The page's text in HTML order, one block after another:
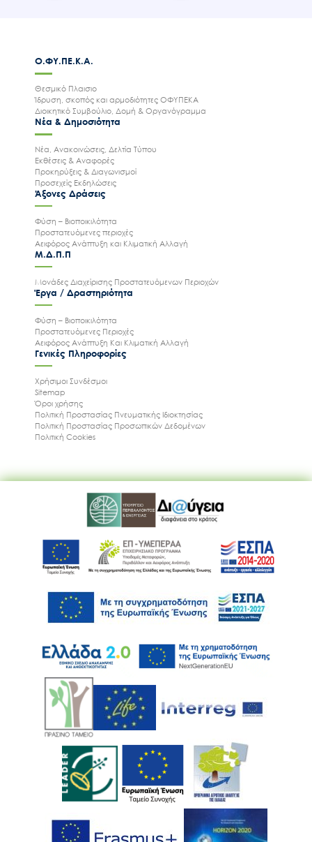
Ο.ΦΥ.ΠΕ.Κ.Α.
Θεσμικό Πλαισιο
Ίδρυση, σκοπός και αρμοδιότητες ΟΦΥΠΕΚΑ
Διοικητικό Συμβούλιο, Δομή & Οργανόγραμμα
Νέα & Δημοσιότητα
Νέα, Ανακοινώσεις, Δελτία Τύπου
Εκθέσεις & Αναφορές
Προκηρύξεις & Διαγωνισμοί
Προσεχείς Εκδηλώσεις
Άξονες Δράσεις
Φύση – Βιοποικιλότητα
Προστατευόμενες περιοχές
Αειφόρος Ανάπτυξη και Κλιματική Αλλαγή
Μ.Δ.Π.Π
Μονάδες Διαχείρισης Προστατευόμενων Περιοχών
Έργα / Δραστηριότητα
Φύση – Βιοποικιλότητα
Προστατευόμενες Περιοχές
Αειφόρος Ανάπτυξη Και Κλιματική Αλλαγή
Γενικές Πληροφορίες
Χρήσιμοι Συνδέσμοι
Sitemap
Όροι χρήσης
Πολιτική Προστασίας Πνευματικής Ιδιοκτησίας
Πολιτική Προστασίας Προσωπικών Δεδομένων
Πολιτική Cookies